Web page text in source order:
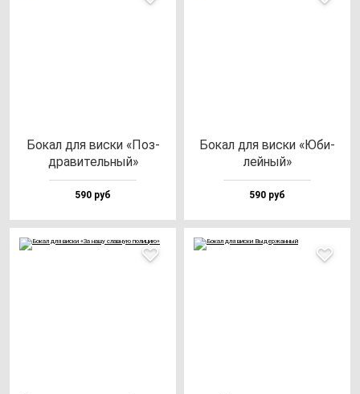
Бокал для вис­ки «Поз­
дра­ви­тель­ный»
590 руб
Бокал для вис­ки «Юби­
лей­ный»
590 руб